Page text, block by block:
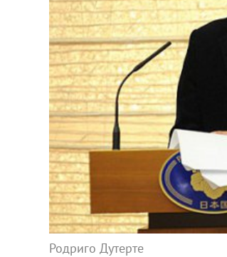
Родриго Дутерте